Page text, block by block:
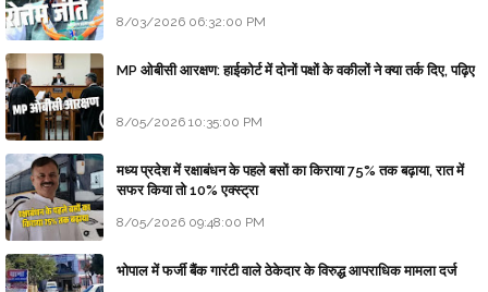
8/03/2026 06:32:00 PM
MP ओबीसी आरक्षण: हाईकोर्ट में दोनों पक्षों के वकीलों ने क्या तर्क दिए, पढ़िए
8/05/2026 10:35:00 PM
मध्य प्रदेश में रक्षाबंधन के पहले बसों का किराया 75% तक बढ़ाया, रात में
सफर किया तो 10% एक्स्ट्रा
8/05/2026 09:48:00 PM
भोपाल में फर्जी बैंक गारंटी वाले ठेकेदार के विरुद्ध आपराधिक मामला दर्ज